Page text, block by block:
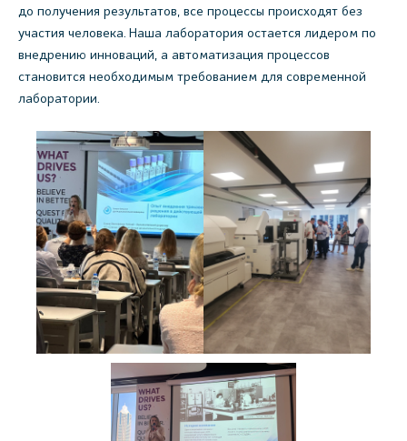
до получения результатов, все процессы происходят без
участия человека. Наша лаборатория остается лидером по
внедрению инноваций, а автоматизация процессов
становится необходимым требованием для современной
лаборатории.